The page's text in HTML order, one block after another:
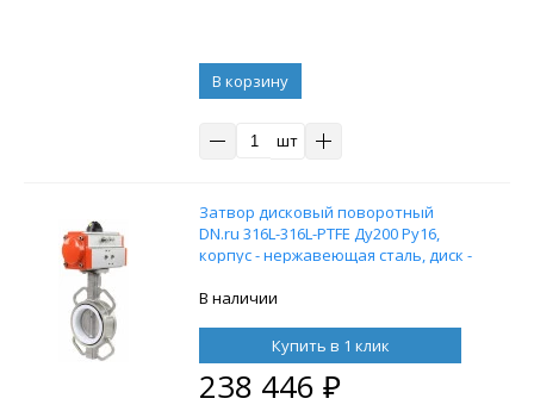
В корзину
шт
Затвор дисковый поворотный
DN.ru 316L-316L-PTFE Ду200 Ру16,
корпус - нержавеющая сталь, диск -
PTFE, с пневмоприводом DN.ru DA-
В наличии
Купить в 1 клик
238 446 ₽